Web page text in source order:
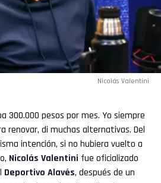
Nicolás Valentini
300.000 pesos por mes. Yo siempre
renovar, di muchas alternativas. Del
intención, si no hubiera vuelto a
Nicolás Valentini fue oficializado
Deportivo Alavés, después de un